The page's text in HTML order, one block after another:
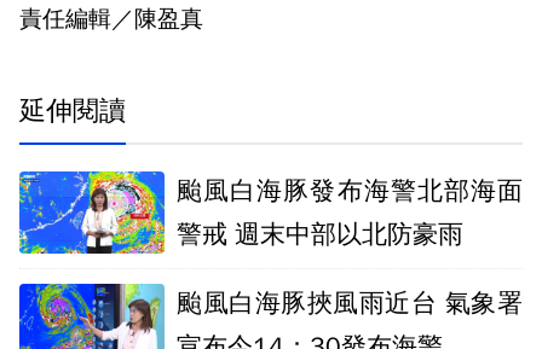
責任編輯／陳盈真
延伸閱讀
颱風白海豚發布海警北部海面
警戒 週末中部以北防豪雨
颱風白海豚挾風雨近台 氣象署